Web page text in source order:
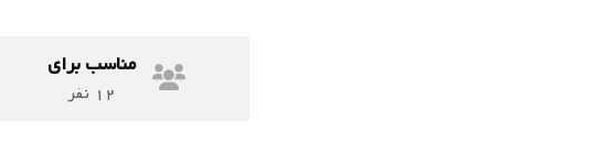
مناسب برای
۱۲ نفر